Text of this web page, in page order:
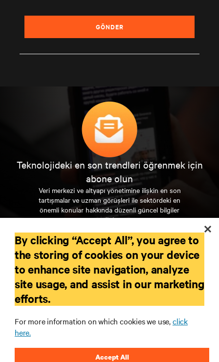
GÖNDER
Teknolojideki en son trendleri öğrenmek için
abone olun
Veri merkezi ve altyapı yönetimine ilişkin en son
tartışmalar ve uzman görüşleri ile sektördeki en
önemli konular hakkında düzenli güncel bilgiler
edinin.
ŞİMDİ KAYDOLUN
KAYNAKLAR
DESTEK
KURUMSAL
By clicking “Accept All”, you agree to
the storing of cookies on your device
to enhance site navigation, analyze
site usage, and assist in our marketing
efforts.
For more information on which cookies we use,click
here.
Accept All